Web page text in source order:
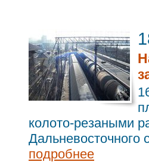
колото-резаными
Дальневосточного
подробнее